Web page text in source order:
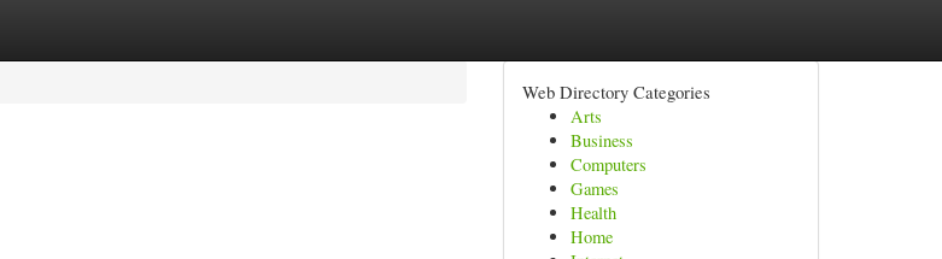
Web Directory Categories
Arts
Business
Computers
Games
Health
Home